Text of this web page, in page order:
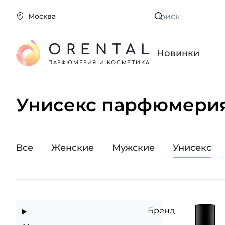
Москва Искать
ORENTAL
ПАРФЮМЕРИЯ И КОСМЕТИКА
Новинки
Унисекс
Все Женские Мужские Унисекс
Бренд